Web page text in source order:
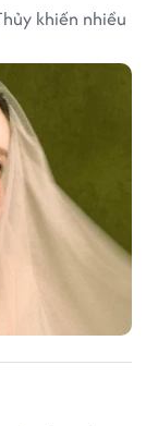
khiến nhiều